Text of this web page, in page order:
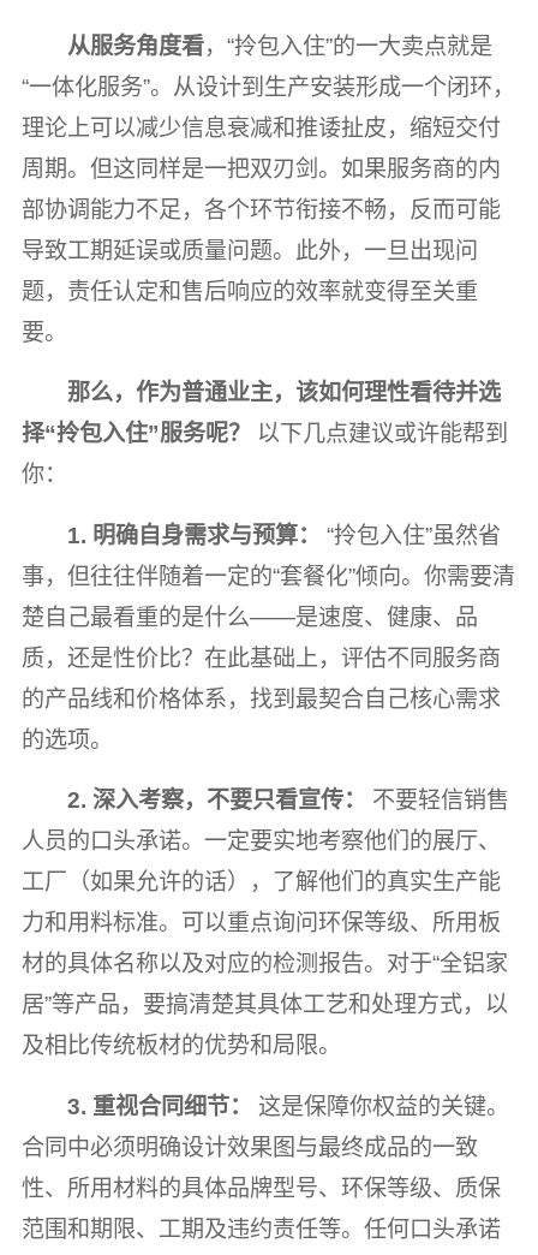
从服务角度看，“拎包入住”的一大卖点就是
“一体化服务”。从设计到生产安装形成一个闭环，
理论上可以减少信息衰减和推诿扯皮，缩短交付
周期。但这同样是一把双刃剑。如果服务商的内
部协调能力不足，各个环节衔接不畅，反而可能
导致工期延误或质量问题。此外，一旦出现问
题，责任认定和售后响应的效率就变得至关重
要。
那么，作为普通业主，该如何理性看待并选
择“拎包入住”服务呢？
以下几点建议或许能帮到
你：
1. 明确自身需求与预算：
“拎包入住”虽然省
事，但往往伴随着一定的“套餐化”倾向。你需要清
楚自己最看重的是什么——是速度、健康、品
质，还是性价比？在此基础上，评估不同服务商
的产品线和价格体系，找到最契合自己核心需求
的选项。
2. 深入考察，不要只看宣传：
不要轻信销售
人员的口头承诺。一定要实地考察他们的展厅、
工厂（如果允许的话），了解他们的真实生产能
力和用料标准。可以重点询问环保等级、所用板
材的具体名称以及对应的检测报告。对于“全铝家
居”等产品，要搞清楚其具体工艺和处理方式，以
及相比传统板材的优势和局限。
3. 重视合同细节：
这是保障你权益的关键。
合同中必须明确设计效果图与最终成品的一致
性、所用材料的具体品牌型号、环保等级、质保
范围和期限、工期及违约责任等。任何口头承诺